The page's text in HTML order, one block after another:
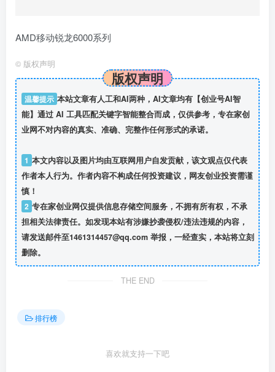
AMD移动锐龙6000系列
© 版权声明
版权声明
温馨提示 本站文章有人工和AI两种，AI文章均有【创业号AI智
能】通过 AI 工具匹配关键字智能整合而成，仅供参考，专在家创
业网不对内容的真实、准确、完整作任何形式的承诺。
1 本文内容以及图片均由互联网用户自发贡献，该文观点仅代表
作者本人行为。作者内容不构成任何投资建议，网友创业投资需谨
慎！
2 专在家创业网仅提供信息存储空间服务，不拥有所有权，不承
担相关法律责任。如发现本站有涉嫌抄袭侵权/违法违规的内容，
请发送邮件至1461314457@qq.com 举报，一经查实，本站将立刻
删除。
THE END
排行榜
喜欢就支持一下吧